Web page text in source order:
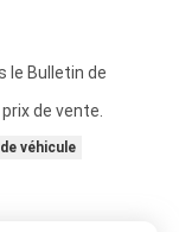
le Bulletin de
de vente.
véhicule